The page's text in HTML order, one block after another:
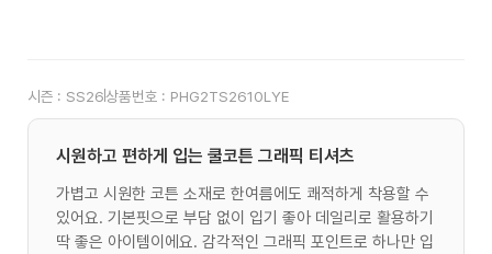
시즌 : SS26상품번호 : PHG2TS2610LYE
시원하고 편하게 입는 쿨코튼 그래픽 티셔츠
가볍고 시원한 코튼 소재로 한여름에도 쾌적하게 착용할 수
있어요. 기본핏으로 부담 없이 입기 좋아 데일리로 활용하기
딱 좋은 아이템이에요. 감각적인 그래픽 포인트로 하나만 입